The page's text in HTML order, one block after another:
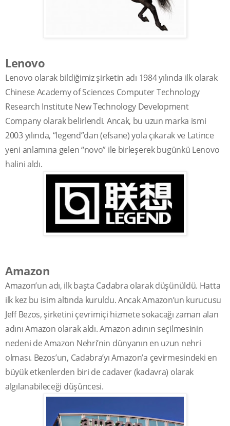
Lenovo
Lenovo olarak bildiğimiz şirketin adı 1984 yılında ilk olarak
Chinese Academy of Sciences Computer Technology
Research Institute New Technology Development
Company olarak belirlendi. Ancak, bu uzun marka ismi
2003 yılında, “legend”dan (efsane) yola çıkarak ve Latince
yeni anlamına gelen “novo” ile birleşerek bugünkü Lenovo
halini aldı.
Amazon
Amazon’un adı, ilk başta Cadabra olarak düşünüldü. Hatta
ilk kez bu isim altında kuruldu. Ancak Amazon’un kurucusu
Jeff Bezos, şirketini çevrimiçi hizmete sokacağı zaman alan
adını Amazon olarak aldı. Amazon adının seçilmesinin
nedeni de Amazon Nehri’nin dünyanın en uzun nehri
olması. Bezos’un, Cadabra’yı Amazon’a çevirmesindeki en
büyük etkenlerden biri de cadaver (kadavra) olarak
algılanabileceği düşüncesi.